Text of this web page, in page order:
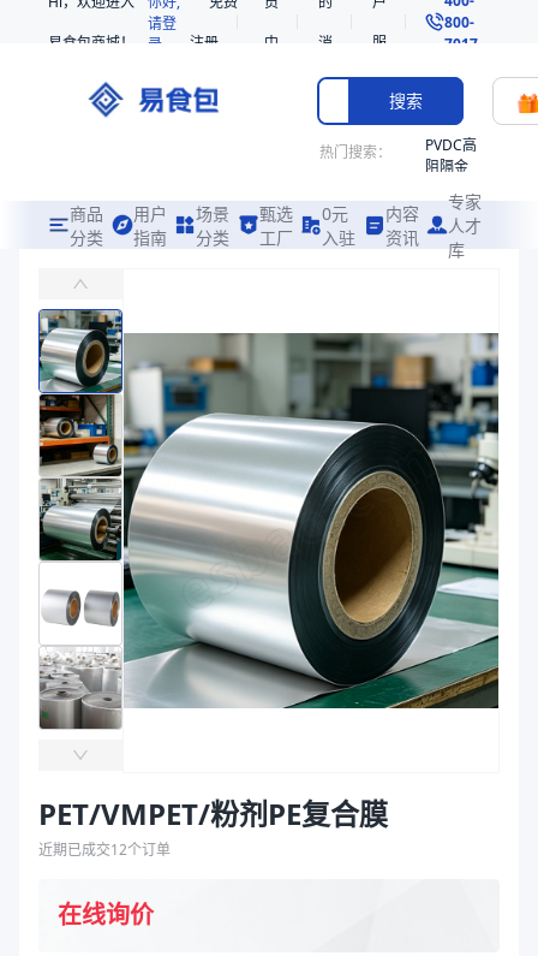
易食包商城！
请登
录
注册
中
消
息
服
务
800-
7017
搜索
热门搜索：
PVDC高
阻隔金
共挤热
收缩袋
收缩袋
221340
221360
烤箱袋
221330
SE53
热收缩
拉伸膜
商品
分类
用户
指南
场景
分类
甄选
工厂
0元
入驻
内容
资讯
专家
人才
库
易食包（EPAK）专注于PET/VMPET/粉剂PE复合膜包装，提供详尽的
价格：在线询价
商品参数
商品分类
复合膜
产品特性
支持定制
产品特性
支持定制
商品图片
PET/VMPET/粉剂PE复合膜
近期已成交12个订单
在线询价